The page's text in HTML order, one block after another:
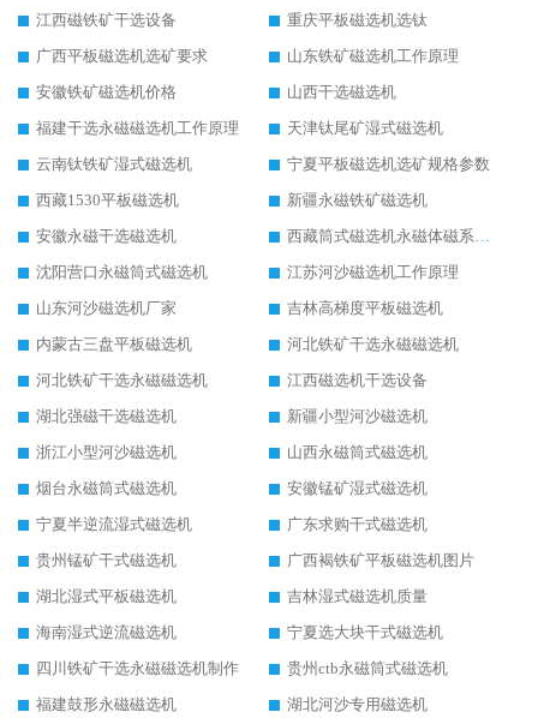
江西磁铁矿干选设备
重庆平板磁选机选钛
广西平板磁选机选矿要求
山东铁矿磁选机工作原理
安徽铁矿磁选机价格
山西干选磁选机
福建干选永磁磁选机工作原理
天津钛尾矿湿式磁选机
云南钛铁矿湿式磁选机
宁夏平板磁选机选矿规格参数
西藏1530平板磁选机
新疆永磁铁矿磁选机
安徽永磁干选磁选机
西藏筒式磁选机永磁体磁系设计
沈阳营口永磁筒式磁选机
江苏河沙磁选机工作原理
山东河沙磁选机厂家
吉林高梯度平板磁选机
内蒙古三盘平板磁选机
河北铁矿干选永磁磁选机
河北铁矿干选永磁磁选机
江西磁选机干选设备
湖北强磁干选磁选机
新疆小型河沙磁选机
浙江小型河沙磁选机
山西永磁筒式磁选机
烟台永磁筒式磁选机
安徽锰矿湿式磁选机
宁夏半逆流湿式磁选机
广东求购干式磁选机
贵州锰矿干式磁选机
广西褐铁矿平板磁选机图片
湖北湿式平板磁选机
吉林湿式磁选机质量
海南湿式逆流磁选机
宁夏选大块干式磁选机
四川铁矿干选永磁磁选机制作
贵州ctb永磁筒式磁选机
福建鼓形永磁磁选机
湖北河沙专用磁选机